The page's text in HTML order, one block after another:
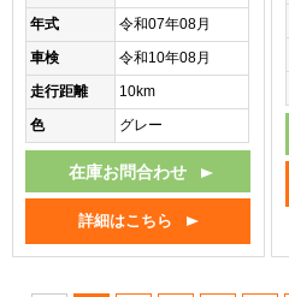
年式
令和07年08月
車検
令和10年08月
走行距離
10km
色
グレー
在庫お問合わせ
詳細はこちら